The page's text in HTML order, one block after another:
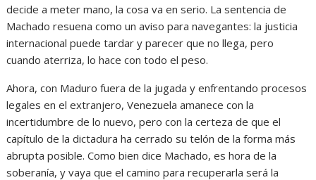
decide a meter mano, la cosa va en serio. La sentencia de
Machado resuena como un aviso para navegantes: la justicia
internacional puede tardar y parecer que no llega, pero
cuando aterriza, lo hace con todo el peso.
Ahora, con Maduro fuera de la jugada y enfrentando procesos
legales en el extranjero, Venezuela amanece con la
incertidumbre de lo nuevo, pero con la certeza de que el
capítulo de la dictadura ha cerrado su telón de la forma más
abrupta posible. Como bien dice Machado, es hora de la
soberanía, y vaya que el camino para recuperarla será la